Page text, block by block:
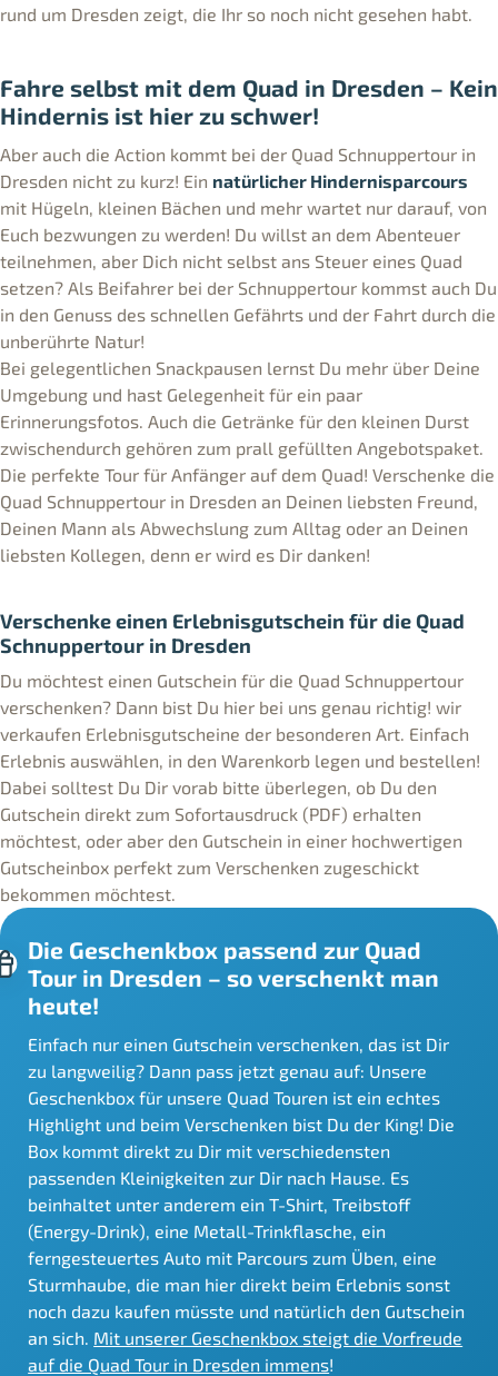
rund um Dresden zeigt, die Ihr so noch nicht gesehen habt.
Fahre selbst mit dem Quad in Dresden – Kein
Hindernis ist hier zu schwer!
Aber auch die Action kommt bei der Quad Schnuppertour in
Dresden nicht zu kurz! Ein natürlicher Hindernisparcours
mit Hügeln, kleinen Bächen und mehr wartet nur darauf, von
Euch bezwungen zu werden! Du willst an dem Abenteuer
teilnehmen, aber Dich nicht selbst ans Steuer eines Quad
setzen? Als Beifahrer bei der Schnuppertour kommst auch Du
in den Genuss des schnellen Gefährts und der Fahrt durch die
unberührte Natur!
Bei gelegentlichen Snackpausen lernst Du mehr über Deine
Umgebung und hast Gelegenheit für ein paar
Erinnerungsfotos. Auch die Getränke für den kleinen Durst
zwischendurch gehören zum prall gefüllten Angebotspaket.
Die perfekte Tour für Anfänger auf dem Quad! Verschenke die
Quad Schnuppertour in Dresden an Deinen liebsten Freund,
Deinen Mann als Abwechslung zum Alltag oder an Deinen
liebsten Kollegen, denn er wird es Dir danken!
Verschenke einen Erlebnisgutschein für die Quad
Schnuppertour in Dresden
Du möchtest einen Gutschein für die Quad Schnuppertour
verschenken? Dann bist Du hier bei uns genau richtig! wir
verkaufen Erlebnisgutscheine der besonderen Art. Einfach
Erlebnis auswählen, in den Warenkorb legen und bestellen!
Dabei solltest Du Dir vorab bitte überlegen, ob Du den
Gutschein direkt zum Sofortausdruck (PDF) erhalten
möchtest, oder aber den Gutschein in einer hochwertigen
Gutscheinbox perfekt zum Verschenken zugeschickt
bekommen möchtest.
Die Geschenkbox passend zur Quad
Tour in Dresden – so verschenkt man
heute!
Einfach nur einen Gutschein verschenken, das ist Dir
zu langweilig? Dann pass jetzt genau auf: Unsere
Geschenkbox für unsere Quad Touren ist ein echtes
Highlight und beim Verschenken bist Du der King! Die
Box kommt direkt zu Dir mit verschiedensten
passenden Kleinigkeiten zur Dir nach Hause. Es
beinhaltet unter anderem ein T-Shirt, Treibstoff
(Energy-Drink), eine Metall-Trinkflasche, ein
ferngesteuertes Auto mit Parcours zum Üben, eine
Sturmhaube, die man hier direkt beim Erlebnis sonst
noch dazu kaufen müsste und natürlich den Gutschein
an sich. Mit unserer Geschenkbox steigt die Vorfreude
auf die Quad Tour in Dresden immens!